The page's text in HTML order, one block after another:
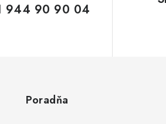
944 90 90 04
Poradňa